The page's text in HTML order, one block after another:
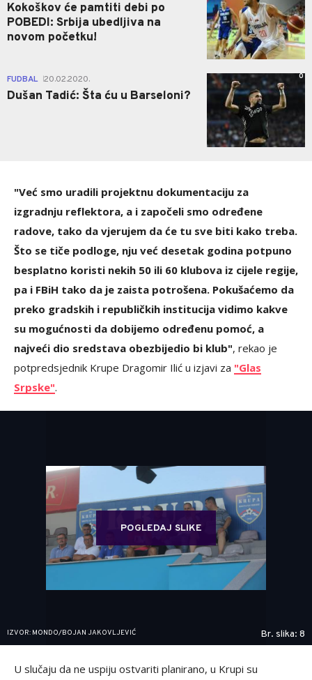
Kokoškov će pamtiti debi po
POBEDI: Srbija ubedljiva na
novom početku!
FUDBAL 20.02.2020.
Dušan Tadić: Šta ću u Barseloni?
0
"Već smo uradili projektnu dokumentaciju za
izgradnju reflektora, a i započeli smo određene
radove, tako da vjerujem da će tu sve biti kako treba.
Što se tiče podloge, nju već desetak godina potpuno
besplatno koristi nekih 50 ili 60 klubova iz cijele regije,
pa i FBiH tako da je zaista potrošena. Pokušaćemo da
preko gradskih i republičkih institucija vidimo kakve
su mogućnosti da dobijemo određenu pomoć, a
najveći dio sredstava obezbijedio bi klub", rekao je
potpredsjednik Krupe Dragomir Ilić u izjavi za "Glas
Srpske".
POGLEDAJ SLIKE
IZVOR: MONDO/BOJAN JAKOVLJEVIĆ Br. slika: 8
U slučaju da ne uspiju ostvariti planirano, u Krupi su